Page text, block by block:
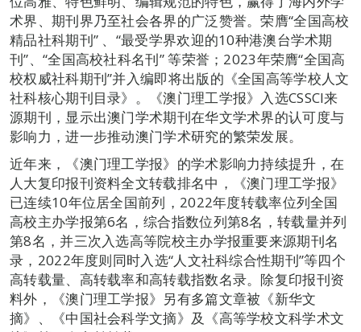
术界、期刊界乃至社会各界的广泛赞誉。荣膺“全国高校
精品社科期刊” 、“最受学界欢迎的10种港澳台学术期
刊”、“全国高校社科名刊” 等荣誉；2023年荣膺“全国高
校权威社科期刊”并入编即将出版的《全国高等学校人文
社科核心期刊目录》。《澳门理工学报》入选CSSCI来
源期刊，显示出澳门学术期刊在华文学术界的认可度与
影响力，进一步推动澳门学术研究的繁荣发展。
近年来，《澳门理工学报》的学术影响力持续提升，在
人大复印报刊资料全文转载排名中，《澳门理工学报》
已连续10年位居全国前列，2022年度转载率位列全国
高校主办学报第6名，综合指数位列第8名，转载量并列
第8名，并三次入选高等院校主办学报重要来源期刊名
录，2022年度则同时入选“人文社科综合性期刊”等四个
高转载量、高转载率和高转载指数名录。除复印报刊资
料外，《澳门理工学报》另有多篇文章被《新华文
摘》、《中国社会科学文摘》及《高等学校文科学术文